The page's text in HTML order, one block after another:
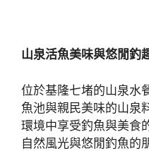
山泉活魚美味與悠閒釣
位於基隆七堵的山泉水
魚池與親民美味的山泉
環境中享受釣魚與美食
自然風光與悠閒釣魚的